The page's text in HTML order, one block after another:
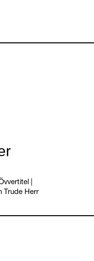
Trude Herr